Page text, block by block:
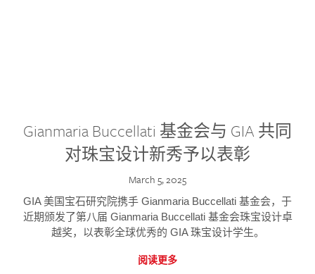
Gianmaria Buccellati 基金会与 GIA 共同
对珠宝设计新秀予以表彰
March 5, 2025
GIA 美国宝石研究院携手 Gianmaria Buccellati 基金会，于
近期颁发了第八届 Gianmaria Buccellati 基金会珠宝设计卓
越奖，以表彰全球优秀的 GIA 珠宝设计学生。
阅读更多